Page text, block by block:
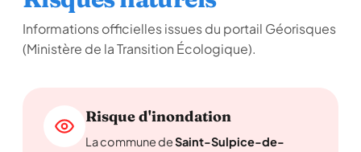
Informations officielles issues du portail Géorisques
(Ministère de la Transition Écologique).
Risque d'inondation
La commune deSaint-Sulpice-de-